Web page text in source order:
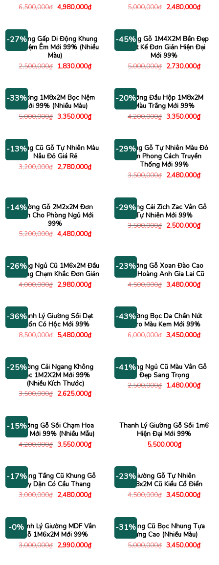
6,500,000₫ Giá
gốc
4,980,000₫Giá
hiện
4,980,000₫.
5,000,000₫ Giá
gốc
2,480,000₫Giá
hiện
-27%
Giường Gấp Di Động Khung
Sắt Đệm Êm Mới 99% (Nhiều
Màu)
2,500,000₫ Giá
gốc
1,830,000₫Giá
hiện
1,830,000₫.
-45%
Giường Gỗ 1M4X2M Bền Đẹp
Thiết Kế Đơn Giản Hiện Đại
Mới 99%
5,000,000₫ Giá
gốc
2,730,000₫Giá
hiện
-33%
Giường 1M8x2M Bọc Nệm
Mới 99% (Nhiều Màu)
5,000,000₫ Giá
gốc
3,350,000₫Giá
hiện
3,350,000₫.
-20%Giường Đầu Hộp 1M8x2M
Màu Trắng Mới 99%
4,200,000₫ Giá
gốc
3,350,000₫Giá
hiện
-13%
Giường Cũ Gỗ Tự Nhiên Màu
Nâu Đỏ Giá Rẻ
3,200,000₫ Giá
gốc
2,780,000₫Giá
hiện
-29%
Giường Gỗ Tự Nhiên Màu Đỏ
Đậm Phong Cách Truyền
Thống Mới 99%
3,500,000₫ Giá
gốc
2,480,000₫Giá
hiện
-14%Giường Gỗ 2M2x2M Đơn
Giản Cho Phòng Ngủ Mới
99%
5,200,000₫ Giá
gốc
4,480,000₫Giá
hiện
4,480,000₫.
-29%
Giường Cải Zich Zac Vân Gỗ
Tự Nhiên Mới 99%
3,500,000₫ Giá
gốc
2,500,000₫Giá
hiện
-26%
Giường Ngủ Cũ 1M6x2M Đầu
Giường Chạm Khắc Đơn Giản
4,000,000₫ Giá
gốc
2,980,000₫Giá
hiện
2,980,000₫.
-23%Giường Gỗ Xoan Đào Cao
Cấp Hoàng Anh Gia Lai Cũ
4,500,000₫ Giá
gốc
3,480,000₫Giá
hiện
-36%Thanh Lý Giường Sồi Dạt
Cuốn Có Hộc Mới 99%
8,500,000₫ Giá
gốc
5,480,000₫Giá
hiện
5,480,000₫.
-43%Giường Bọc Da Chần Nút
Caro Màu Kem Mới 99%
6,000,000₫ Giá
gốc
3,450,000₫Giá
hiện
-25%Giường Cải Ngang Không
Hộc 1M2X2M Mới 99%
(Nhiều Kích Thước)
3,500,000₫ Giá
gốc
2,625,000₫Giá
hiện
-41%
Giường Ngủ Cũ Màu Vân Gỗ
Đẹp Sang Trọng
2,500,000₫ Giá
gốc
1,480,000₫Giá
hiện
-15%Giường Gỗ Sồi Chạm Hoa
Văn Mới 99% (Nhiều Mẫu)
4,200,000₫ Giá
gốc
3,550,000₫Giá
hiện
3,550,000₫.
Thanh Lý Giường Gỗ Sồi 1m6
Hiện Đại Mới 99%
5,500,000₫
-17%
Giường Tầng Cũ Khung Gỗ
Dày Dặn Có Cầu Thang
3,000,000₫ Giá
gốc
2,480,000₫Giá
hiện
2,480,000₫.
-23%Giường Gỗ Tự Nhiên
1M8x2M Cũ Kiểu Cổ Điển
4,500,000₫ Giá
gốc
3,450,000₫Giá
hiện
-0%
Thanh Lý Giường MDF Vân
Gỗ 1M6x2M Mới 99%
3,000,000₫ Giá
gốc
2,990,000₫Giá
hiện
-31%
Giường Cũ Bọc Nhung Tựa
Lưng Cao (Nhiều Màu)
5,000,000₫ Giá
gốc
3,450,000₫Giá
hiện